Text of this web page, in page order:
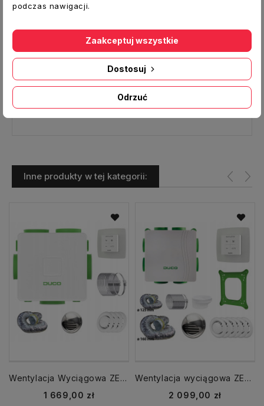
jednakowo skuteczne - klasa filtracji G4)
Filtr wydłużonej trwałości (Z-Line) karton
265 x 30mm
Klasa filtracji G4 (EU4)
Kupując 1 komplet otrzymasz 2 sztuki
Inne produkty w tej kategorii:
Wentylacja Wyciągowa ZESTAW | 4 pomieszczenia| 325 m³/h | DucoBox Reno
Cena
1 669,00 zł
Wentylacja wyciągowa ZESTAW | 6 pomieszczeń | 400 m3/h | DucoBox Silent 2.0
Cena
2 099,00 zł
podczas nawigacji.
Odrzuć
Dostosuj
Zaakceptuj wszystkie